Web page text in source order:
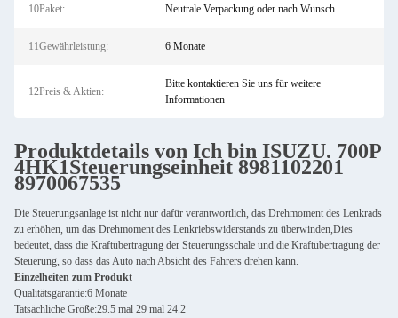
10Paket: Neutrale Verpackung oder nach Wunsch
11Gewährleistung: 6 Monate
12Preis & Aktien:
Bitte kontaktieren Sie uns für weitere
Informationen
Produktdetails von Ich bin ISUZU. 700P
4HK1Steuerungseinheit 8981102201
8970067535
Die Steuerungsanlage ist nicht nur dafür verantwortlich, das Drehmoment des Lenkrads
zu erhöhen, um das Drehmoment des Lenkriebswiderstands zu überwinden,Dies
bedeutet, dass die Kraftübertragung der Steuerungsschale und die Kraftübertragung der
Steuerung, so dass das Auto nach Absicht des Fahrers drehen kann.
Einzelheiten zum Produkt
Qualitätsgarantie:6 Monate
Tatsächliche Größe:29.5 mal 29 mal 24.2